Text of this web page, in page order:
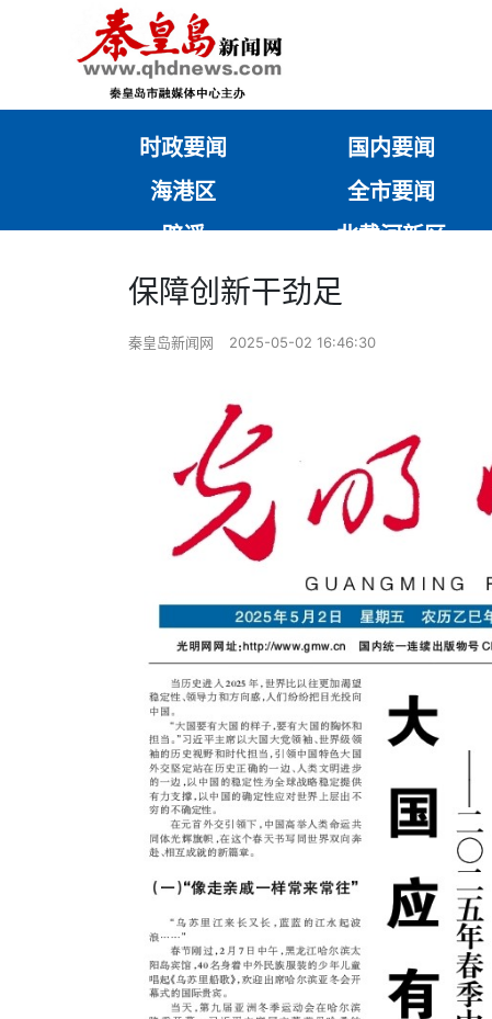
时政要闻 国内要闻
海港区
全市要闻
辟谣
北戴河新区
保障创新干劲足
秦皇岛新闻网 2025-05-02 16:46:30